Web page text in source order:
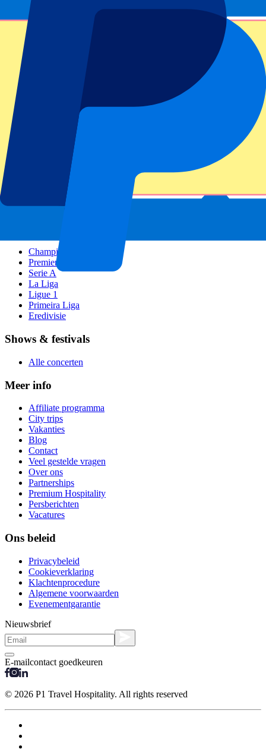
Real Madrid
Napoli
Populaire events
GP Singapore
Alle sporten
Tennis
Champions League
Premier League
Serie A
La Liga
Ligue 1
Primeira Liga
Eredivisie
Shows & festivals
Alle concerten
Meer info
Affiliate programma
City trips
Vakanties
Blog
Contact
Veel gestelde vragen
Over ons
Partnerships
Premium Hospitality
Persberichten
Vacatures
Ons beleid
Privacybeleid
Cookieverklaring
Klachtenprocedure
Algemene voorwaarden
Evenementgarantie
Nieuwsbrief
E-mailcontact goedkeuren
© 2026 P1 Travel Hospitality. All rights reserved